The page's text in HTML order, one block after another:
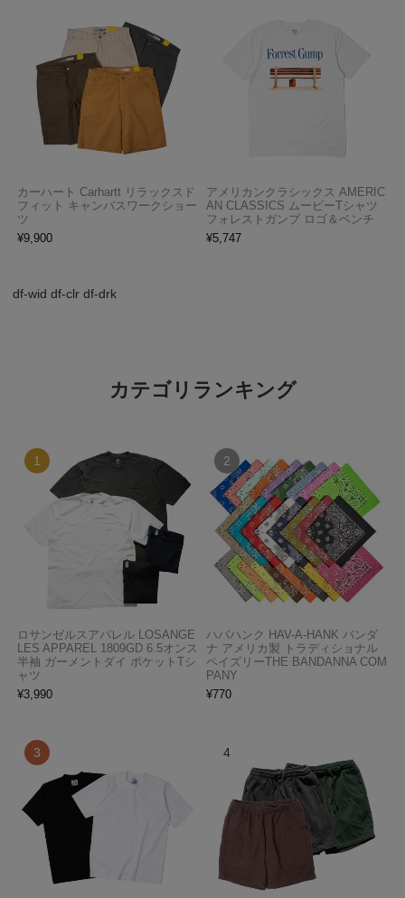
カーハート Carhartt リラックスド
フィット キャンバスワークショー
ツ
¥9,900
アメリカンクラシックス AMERIC
AN CLASSICS ムービーTシャツ
フォレストガンプ ロゴ＆ベンチ
¥5,747
df-wid df-clr df-drk
カテゴリランキング
ロサンゼルスアパレル LOSANGE
LES APPAREL 1809GD 6.5オンス
半袖 ガーメントダイ ポケットTシ
ャツ
¥3,990
ハバハンク HAV-A-HANK バンダ
ナ アメリカ製 トラディショナル
ペイズリーTHE BANDANNA COM
PANY
¥770